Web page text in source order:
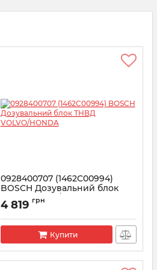
0928400707 (1462C00994)
BOSCH Дозувальний блок
ТНВД VOLVO/HONDA
Артикул:
4 819 грн
Купити